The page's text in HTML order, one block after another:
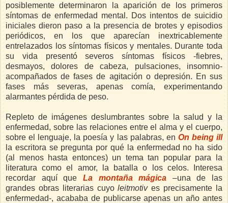
posiblemente determinaron la aparición de los primeros
síntomas de enfermedad mental. Dos intentos de suicidio
iniciales dieron paso a la presencia de brotes y episodios
periódicos, en los que aparecían inextricablemente
entrelazados los síntomas físicos y mentales. Durante toda
su vida presentó severos síntomas físicos -fiebres,
desmayos, dolores de cabeza, pulsaciones, insomnio-
acompañados de fases de agitación o depresión. En sus
fases más severas, apenas comía, experimentando
alarmantes pérdida de peso.
Repleto de imágenes deslumbrantes sobre la salud y la
enfermedad, sobre las relaciones entre el alma y el cuerpo,
sobre el lenguaje, la poesía y las palabras, en On being ill
la escritora se pregunta por qué la enfermedad no ha sido
(al menos hasta entonces) un tema tan popular para la
literatura como el amor, la batalla o los celos. Interesa
recordar aquí que La montaña mágica
–una de las
grandes obras literarias cuyoleitmotives precisamente la
enfermedad-, acababa de publicarse apenas un año antes